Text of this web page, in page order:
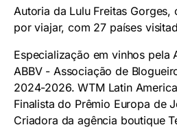
Autoria da Lulu Freitas Gorges,
por viajar, com 27 países
Especialização em vinhos pela
ABBV - Associação de
2024-2026. WTM Latin
Finalista do Prêmio Europa de
Criadora da agência boutique